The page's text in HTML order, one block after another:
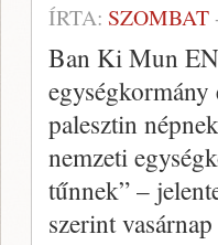
ÍRTA: SZOMBAT
Ban Ki Mun
palesztin
nemzeti
tűnnek” –
szerint